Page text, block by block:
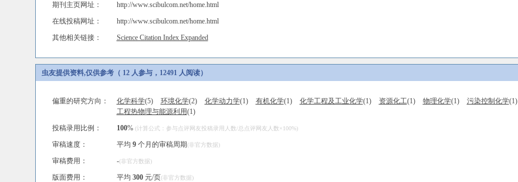
期刊主页网址：
http://www.scibulcom.net/home.html
在线投稿网址：
http://www.scibulcom.net/home.html
其他相关链接：
Science Citation Index Expanded
虫友提供资料,仅供参考（ 12 人参与，12491 人阅读）
偏重的研究方向： 化学科学(5) 环境化学(2) 化学动力学(1) 有机化学(1) 化学工程及工业化学(1) 资源化工(1) 物理化学(1) 污染控制化学(1)
工程热物理与能源利用(1)
投稿录用比例：
100% (计算公式：参与点评网友投稿录用人数/总点评网友人数×100%)
审稿速度： 平均 9个月的审稿周期(非官方数据)
审稿费用： -(非官方数据)
版面费用： 平均 300元/页(非官方数据)